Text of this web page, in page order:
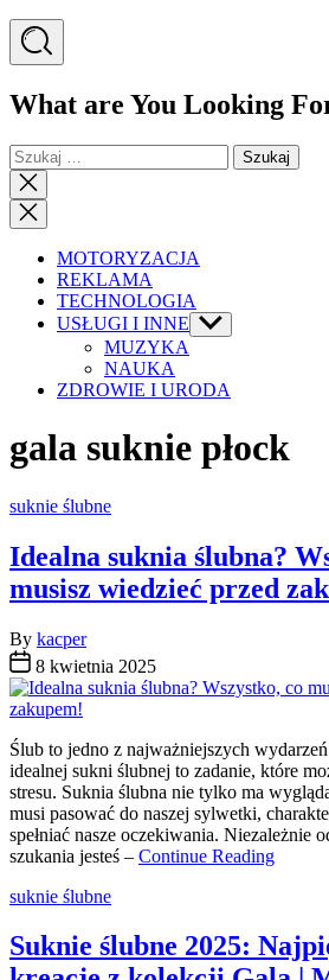
Search
What are You Looking
Szukaj:
Close
search
Close
Menu
MOTORYZACJA
REKLAMA
TECHNOLOGIA
USŁUGI I INNE Show
sub
MUZYKA
NAUKA
ZDROWIE I URODA
gala suknie płock
Categories
suknie ślubne
Idealna suknia ślubna?
musisz wiedzieć przed
By kacper
8 kwietnia 2025
Ślub to jedno z najważniejszych
idealnej sukni ślubnej to zadanie, które
stresu. Suknia ślubna nie tylko ma
musi pasować do naszej sylwetki,
spełniać nasze oczekiwania. Niezależnie
szukania jesteś – Continue Reading
Categories
suknie ślubne
Suknie ślubne 2025: